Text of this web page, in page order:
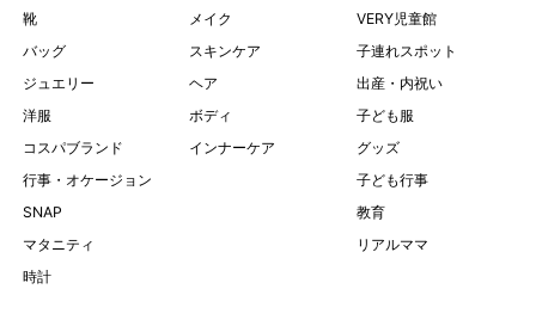
靴
バッグ
ジュエリー
洋服
コスパブランド
行事・オケージョン
SNAP
マタニティ
時計
メイク
スキンケア
ヘア
ボディ
インナーケア
VERY児童館
子連れスポット
出産・内祝い
子ども服
グッズ
子ども行事
教育
リアルママ